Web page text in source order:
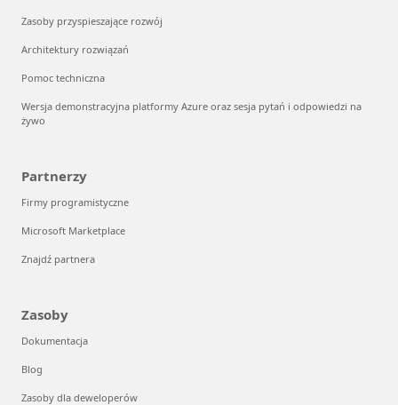
Zasoby przyspieszające rozwój
Architektury rozwiązań
Pomoc techniczna
Wersja demonstracyjna platformy Azure oraz sesja pytań i odpowiedzi na
żywo
Partnerzy
Firmy programistyczne
Microsoft Marketplace
Znajdź partnera
Zasoby
Dokumentacja
Blog
Zasoby dla deweloperów